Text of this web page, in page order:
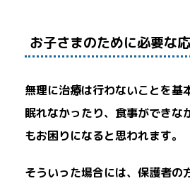
お子さまのために必要な
無理に治療は行わないことを基
眠れなかったり、食事ができな
もお困りになると思われます。
そういった場合には、保護者の